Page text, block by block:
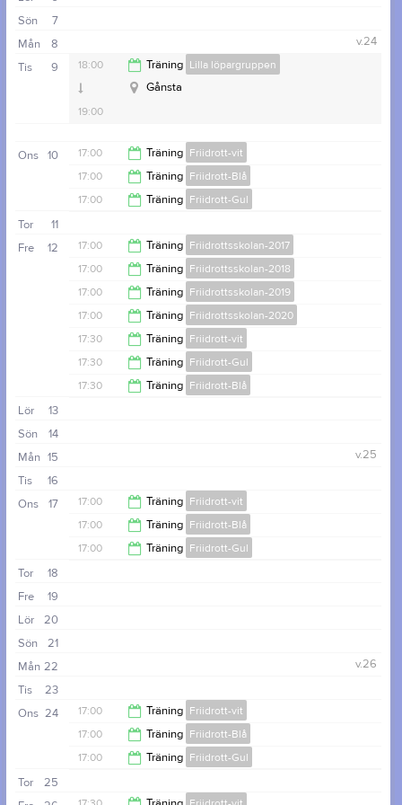
7
Sön
8
Mån
v.24
9
Tis 18:00 Träning Lilla löpargruppen
19:00
Gånsta
10
Ons 17:00 Träning Friidrott-vit
18:30
17:00 Träning Friidrott-Blå
17:00 Träning Friidrott-Gul
18:30
11
Tor
12
Fre 17:00 Träning Friidrottsskolan-2017
18:00
17:00 Träning Friidrottsskolan-2018
18:00
17:00 Träning Friidrottsskolan-2019
18:00
17:00 Träning Friidrottsskolan-2020
18:00
17:30 Träning Friidrott-vit
19:00
17:30 Träning Friidrott-Gul
17:30 Träning Friidrott-Blå
13
Lör
14
Sön
15
Mån
v.25
16
Tis
17
Ons 17:00 Träning Friidrott-vit
18:30
17:00 Träning Friidrott-Blå
17:00 Träning Friidrott-Gul
18
Tor
19
Fre
20
Lör
21
Sön
22
Mån
v.26
23
Tis
24
Ons 17:00 Träning Friidrott-vit
18:30
17:00 Träning Friidrott-Blå
17:00 Träning Friidrott-Gul
18:30
25
Tor